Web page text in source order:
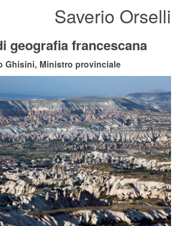
Saverio Orselli
geografia francescana
Ghisini, Ministro provinciale